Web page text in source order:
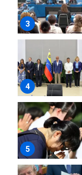
3
4
5